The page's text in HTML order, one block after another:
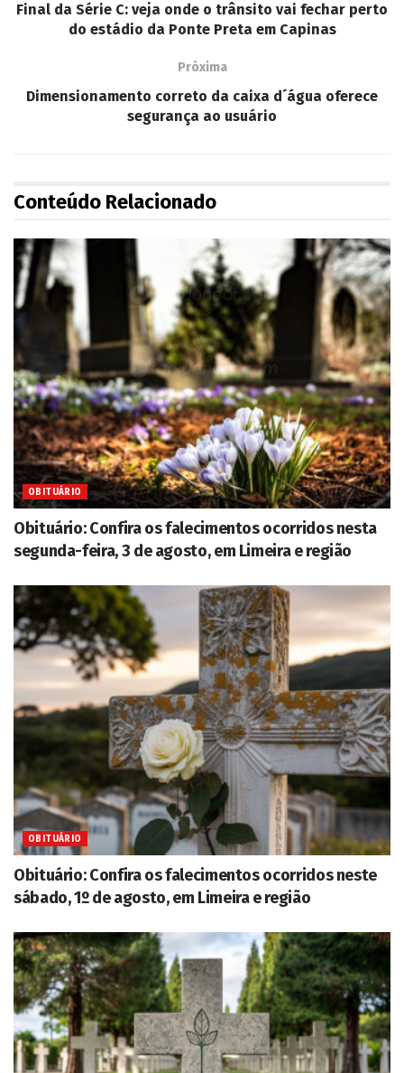
Final da Série C: veja onde o trânsito vai fechar perto
do estádio da Ponte Preta em Capinas
Próxima
Dimensionamento correto da caixa d´água oferece
segurança ao usuário
Conteúdo Relacionado
OBITUÁRIO
Obituário: Confira os falecimentos ocorridos nesta
segunda-feira, 3 de agosto, em Limeira e região
OBITUÁRIO
Obituário: Confira os falecimentos ocorridos neste
sábado, 1º de agosto, em Limeira e região